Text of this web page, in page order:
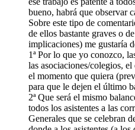
bueno, habrá que observar
Sobre este tipo de
de ellos bastante graves o
implicaciones) me gustaría
1ª Por lo que yo conozco,
las asociaciones/colegios,
el momento que quiera
para que le dejen el último
2ª Que será el mismo
todos los asistentes a las
Generales que se celebran